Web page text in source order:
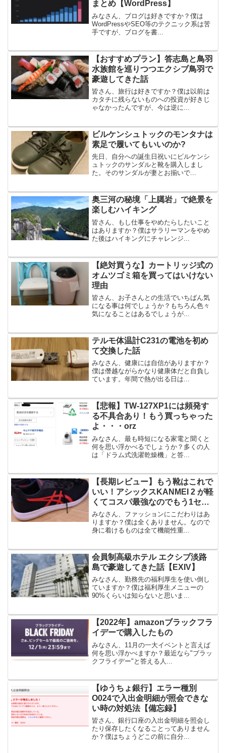
まとめ【WordPress】
みなさん、ブログは好きですか？僕は
WordPressやSEO等のテクニック系は苦
手ですが、ブログを書...
【おすすめプラン】答志島と鳥羽
水族館を巡りつつエクシブ鳥羽で
豪遊してきた話
皆さん、旅行は好きですか？僕は以前は
カタチに残らないものへの投資が好きじ
ゃなかったんですが、今は逆に...
ビルケンシュトックのモンタナは
素足で履いてもいいのか?
先日、自分への誕生日祝いにビルケンシ
ュトックのサンダルと靴を購入しまし
た。そのサンダルが妻とお揃いで...
奥三河の秘境「上臈岩」で絶景を
楽しむハイキング
皆さん、もし仕事をやめたらしたいこと
はありますか？僕はサラリーマンをやめ
た後はハイキングにチャレンジ...
【絶対買うな】カートリッジ式の
オムツゴミ箱を買ってはいけない
理由
皆さん、お子さんとの生活でいちばん気
になる事は何でしょうか？もちろん色々
気になることはあるでしょうが...
テルモ体温計C231の電池を初め
て交換した話
みなさん、健康には自信がありますか？
僕は僭越ながらかなり健康体だと自負し
ています。年間で熱が出る日は...
【悲報】TW-127XP1には頻発す
る不具合あり！もう買っちゃった
よ・・・orz
みなさん、最も時短になる家電と聞くと
何を思い浮かべるでしょうか？多くの人
は「ドラム式洗濯乾燥機」と答...
【長期レビュー】もう靴はこれで
いい！アシックスKANMEI 2 が軽
くてコスパ最強なのでもう1セッ
ト買った話
みなさん、ファッションにこだわりはあ
りますか？僕は全くありません。なので
身に着けるものは全て機能性重...
会員制高級ホテル エクシブ淡路
島で豪遊してきた話【EXIV】
みなさん、勤務先の福利厚生を使い倒し
ていますか？僕は福利厚生メニューの
90%くらいは知らないと思いま...
【2022年】amazonブラックフラ
イデーで購入したもの
みなさん、11月の一大イベントと言えば
何を思い浮かべますか？最近なら"ブラッ
クフライデー"と答える人...
【ゆうちょ銀行】エラー種別
O024で入出金明細が照会できな
い時の対処法【備忘録】
皆さん、銀行口座の入出金明細を照会し
たり保存したくなることってありません
か？僕はちょうどこの前に自分...